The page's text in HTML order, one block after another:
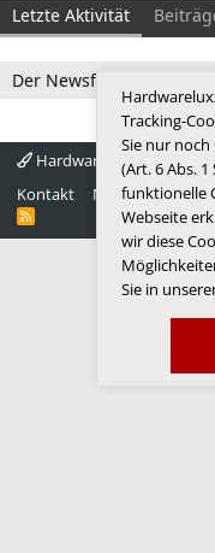
Letzte Aktivität
Der Newsfeed ist zur Zeit
Hardwareluxx 4.0
Kontakt
R
Tracking-
Sie nur
(Art. 6 Abs. 1
funktionelle
Webseite
wir diese
Sie in